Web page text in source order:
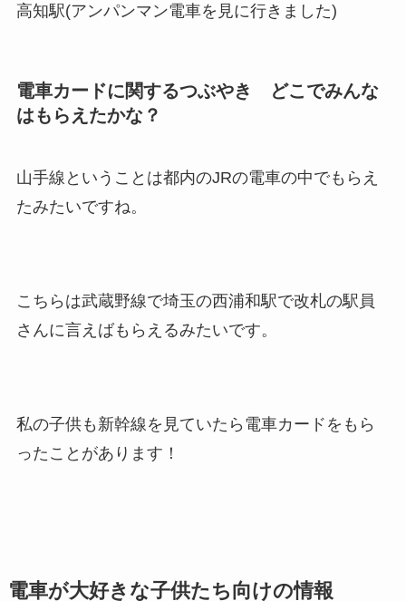
高知駅(アンパンマン電車を見に行きました)
電車カードに関するつぶやき どこでみんな
はもらえたかな？
山手線ということは都内のJRの電車の中でもらえ
たみたいですね。
こちらは武蔵野線で埼玉の西浦和駅で改札の駅員
さんに言えばもらえるみたいです。
私の子供も新幹線を見ていたら電車カードをもら
ったことがあります！
電車が大好きな子供たち向けの情報